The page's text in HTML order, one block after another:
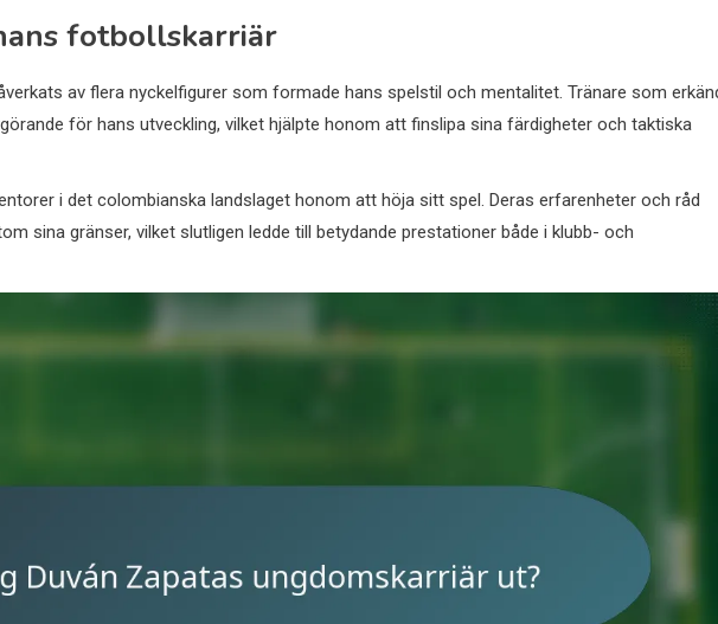
fotbollskarriär
av flera nyckelfigurer som formade hans spelstil och mentalitet. Tränare som
för hans utveckling, vilket hjälpte honom att finslipa sina färdigheter och taktiska
i det colombianska landslaget honom att höja sitt spel. Deras erfarenheter och råd
sina gränser, vilket slutligen ledde till betydande prestationer både i klubb- och